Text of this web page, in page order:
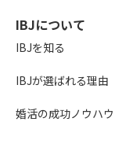
IBJについて
IBJを知る
IBJが選ばれる理由
婚活の成功ノウハウ